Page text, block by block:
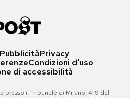
PubblicitàPrivacy
Condizioni d'uso
di accessibilità
presso il Tribunale di Milano, 419 del